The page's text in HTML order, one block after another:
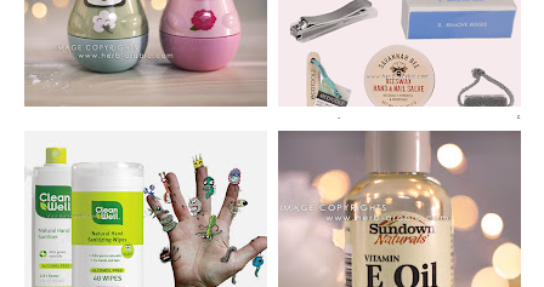
أدوات البديكير والمنيكير والعناية بالأظافر
وكيفية عمل سبا لليدين والقدمين في المنزل